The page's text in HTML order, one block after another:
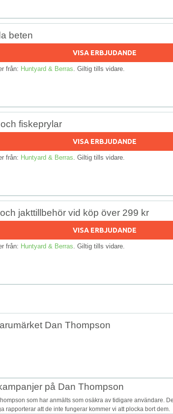
beten
VISA ERBJUDANDE
från: Huntyard & Berras . Giltig tills vidare.
fiskeprylar
VISA ERBJUDANDE
från: Huntyard & Berras . Giltig tills vidare.
jakttillbehör vid köp över 299 kr
VISA ERBJUDANDE
från: Huntyard & Berras . Giltig tills vidare.
Dan Thompson
på Dan Thompson
som har anmälts som osäkra av tidigare användare.
rapporterar att de inte fungerar kommer vi att plocka bort dem.